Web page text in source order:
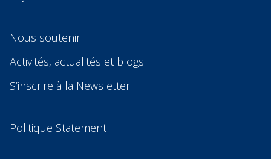
Nous soutenir
Activités, actualités et blogs
S’inscrire à la Newsletter
Politique Statement